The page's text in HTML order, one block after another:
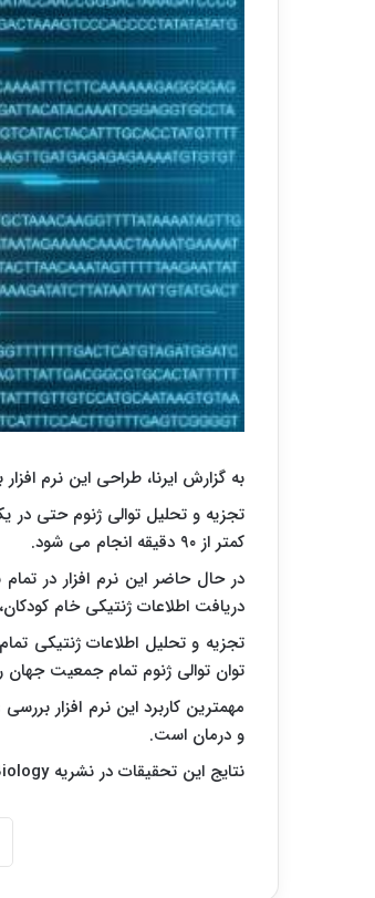
به گزارش ایرنا، طراحی این نرم افزار با هزینه ای
تجزیه و تحلیل توالی ژنوم حتی در
کمتر از ۹۰ دقیقه انجام می شود.
در حال حاضر این نرم افزار در
دریافت اطلاعات ژنتیکی خام
تجزیه و تحلیل اطلاعات ژنتیکی
توان توالی ژنوم تمام جمعیت جهان
مهمترین کاربرد این نرم افزار
و درمان است.
نتایج این تحقیقات در نشریه Genome Biology منتشر شده است.